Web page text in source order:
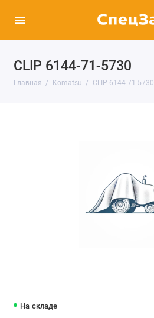
CLIP 6144-71-5730
Главная Komatsu CLIP 6144-71-5730
На складе